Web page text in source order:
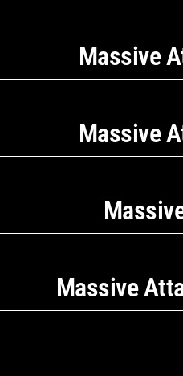
Massive
Massive
Massive